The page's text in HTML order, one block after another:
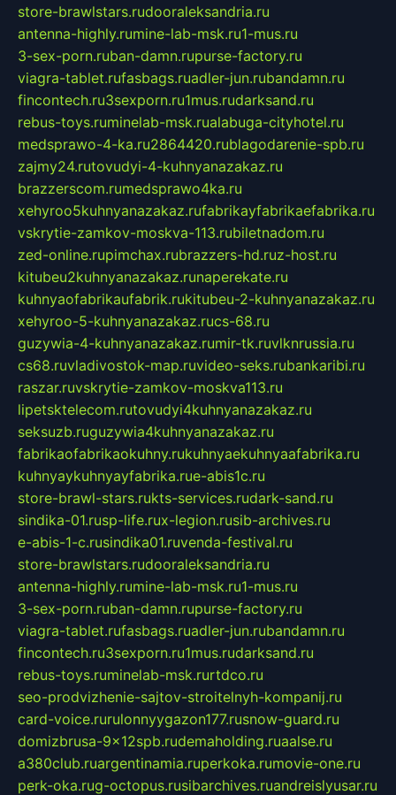
store-brawlstars.rudooraleksandria.ru
antenna-highly.rumine-lab-msk.ru1-mus.ru
3-sex-porn.ruban-damn.rupurse-factory.ru
viagra-tablet.rufasbags.ruadler-jun.rubandamn.ru
fincontech.ru3sexporn.ru1mus.rudarksand.ru
rebus-toys.ruminelab-msk.rualabuga-cityhotel.ru
medsprawo-4-ka.ru2864420.rublagodarenie-spb.ru
zajmy24.rutovudyi-4-kuhnyanazakaz.ru
brazzerscom.rumedsprawo4ka.ru
xehyroo5kuhnyanazakaz.rufabrikayfabrikaefabrika.ru
vskrytie-zamkov-moskva-113.rubiletnadom.ru
zed-online.rupimchax.rubrazzers-hd.ruz-host.ru
kitubeu2kuhnyanazakaz.runaperekate.ru
kuhnyaofabrikaufabrik.rukitubeu-2-kuhnyanazakaz.ru
xehyroo-5-kuhnyanazakaz.rucs-68.ru
guzywia-4-kuhnyanazakaz.rumir-tk.ruvlknrussia.ru
cs68.ruvladivostok-map.ruvideo-seks.rubankaribi.ru
raszar.ruvskrytie-zamkov-moskva113.ru
lipetsktelecom.rutovudyi4kuhnyanazakaz.ru
seksuzb.ruguzywia4kuhnyanazakaz.ru
fabrikaofabrikaokuhny.rukuhnyaekuhnyaafabrika.ru
kuhnyaykuhnyayfabrika.rue-abis1c.ru
store-brawl-stars.rukts-services.rudark-sand.ru
sindika-01.rusp-life.rux-legion.rusib-archives.ru
e-abis-1-c.rusindika01.ruvenda-festival.ru
store-brawlstars.rudooraleksandria.ru
antenna-highly.rumine-lab-msk.ru1-mus.ru
3-sex-porn.ruban-damn.rupurse-factory.ru
viagra-tablet.rufasbags.ruadler-jun.rubandamn.ru
fincontech.ru3sexporn.ru1mus.rudarksand.ru
rebus-toys.ruminelab-msk.rurtdco.ru
seo-prodvizhenie-sajtov-stroitelnyh-kompanij.ru
card-voice.rurulonnyygazon177.rusnow-guard.ru
domizbrusa-9x12spb.rudemaholding.ruaalse.ru
a380club.ruargentinamia.ruperkoka.rumovie-one.ru
perk-oka.rug-octopus.rusibarchives.ruandreislyusar.ru